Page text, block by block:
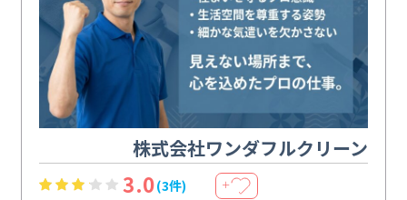
株式会社ワンダフルクリーン
3.0(3件) ＋